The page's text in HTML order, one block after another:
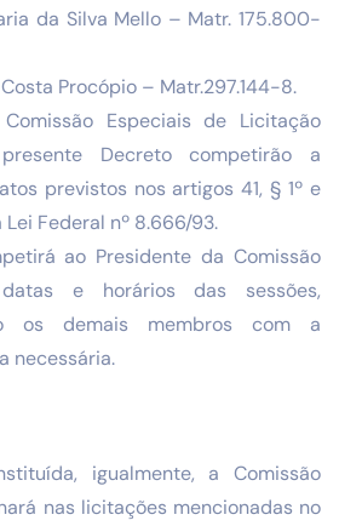
da Silva Mello – Matr. 175.800-
Procópio – Matr.297.144-8.
Especiais de Licitação
Decreto competirão a
previstos nos artigos 41, § 1º e
Lei Federal nº 8.666/93.
ao Presidente da Comissão
e horários das sessões,
os demais membros com a
necessária.
igualmente, a Comissão
nas licitações mencionadas no